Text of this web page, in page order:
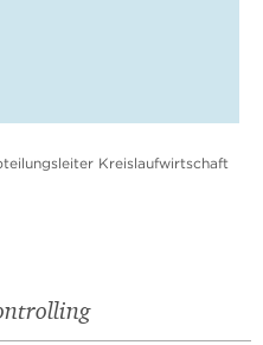
Kreislaufwirtschaft